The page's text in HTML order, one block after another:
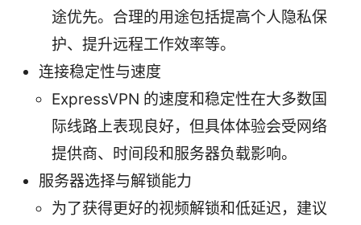
途优先。合理的用途包括提高个人隐私保
护、提升远程工作效率等。
连接稳定性与速度
ExpressVPN 的速度和稳定性在大多数国
际线路上表现良好，但具体体验会受网络
提供商、时间段和服务器负载影响。
服务器选择与解锁能力
为了获得更好的视频解锁和低延迟，建议